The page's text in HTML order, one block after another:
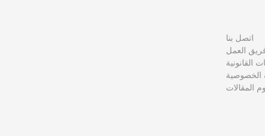
اتصل بنا
العمل
القانونية
الخصوصية
المقالات